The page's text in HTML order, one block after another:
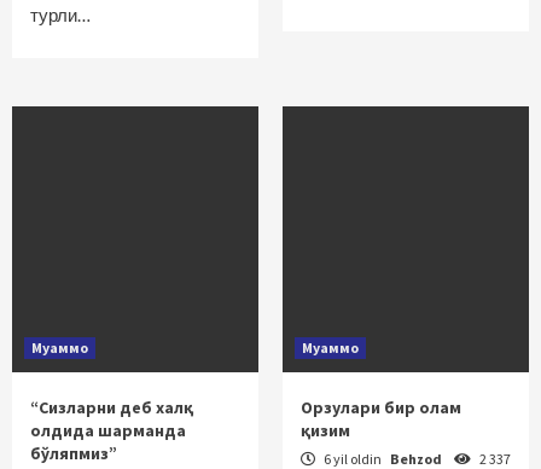
турли…
Муаммо
“Сизларни деб халқ
олдида шарманда
бўляпмиз”
Муаммо
Орзулари бир олам
қизим
6 yil oldin Behzod 2 337